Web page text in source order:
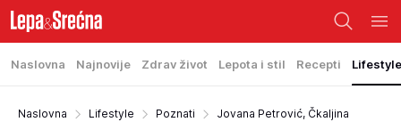
Naslovna Najnovije Zdrav život Lepota i stil Recepti Lifestyle
Naslovna Lifestyle Poznati
Jovana Petrović, Čkaljina